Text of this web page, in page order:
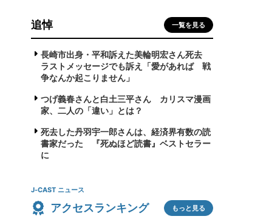
追悼 一覧を見る
長崎市出身・平和訴えた美輪明宏さん死去
ラストメッセージでも訴え「愛があれば 戦
争なんか起こりません」
つげ義春さんと白土三平さん カリスマ漫画
家、二人の「違い」とは？
死去した丹羽宇一郎さんは、経済界有数の読
書家だった 『死ぬほど読書』ベストセラー
に
J-CAST ニュース
アクセスランキング もっと見る